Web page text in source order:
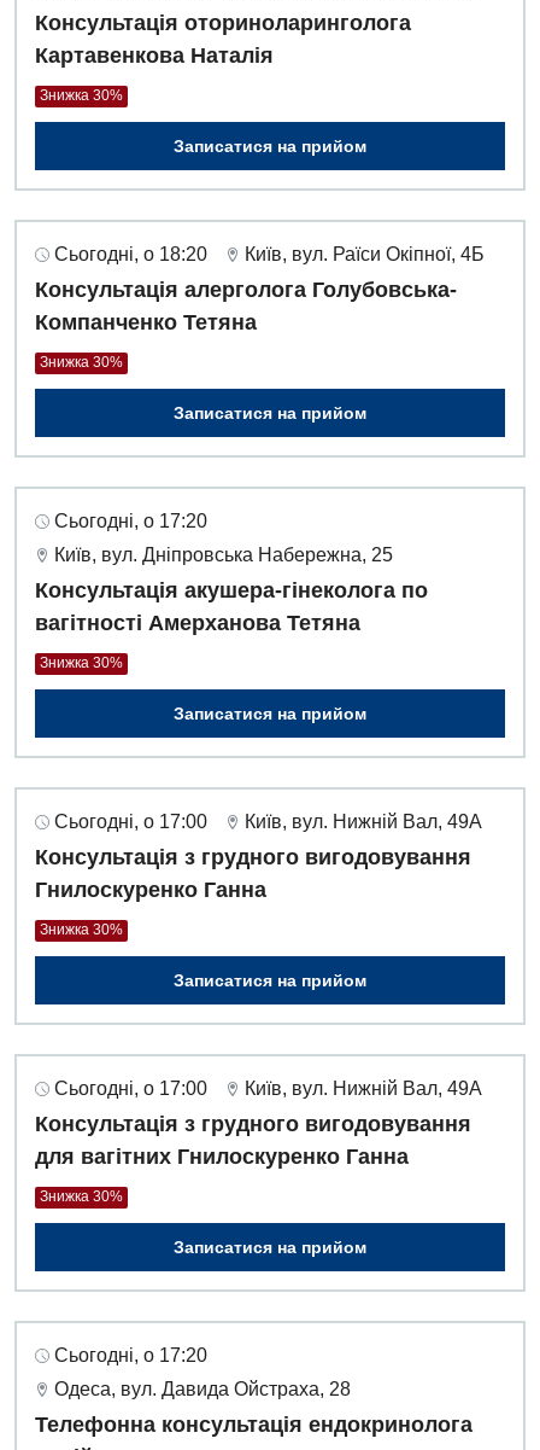
Консультація оториноларинголога
Картавенкова Наталія
Знижка 30%
Записатися на прийом
Сьогодні, о 18:20 Київ, вул. Раїси Окіпної, 4Б
Консультація алерголога Голубовська-
Компанченко Тетяна
Знижка 30%
Записатися на прийом
Сьогодні, о 17:20
Київ, вул. Дніпровська Набережна, 25
Консультація акушера-гінеколога по
вагітності Амерханова Тетяна
Знижка 30%
Записатися на прийом
Сьогодні, о 17:00 Київ, вул. Нижній Вал, 49А
Консультація з грудного вигодовування
Гнилоскуренко Ганна
Знижка 30%
Записатися на прийом
Сьогодні, о 17:00 Київ, вул. Нижній Вал, 49А
Консультація з грудного вигодовування
для вагітних Гнилоскуренко Ганна
Знижка 30%
Записатися на прийом
Сьогодні, о 17:20
Одеса, вул. Давида Ойстраха, 28
Телефонна консультація ендокринолога